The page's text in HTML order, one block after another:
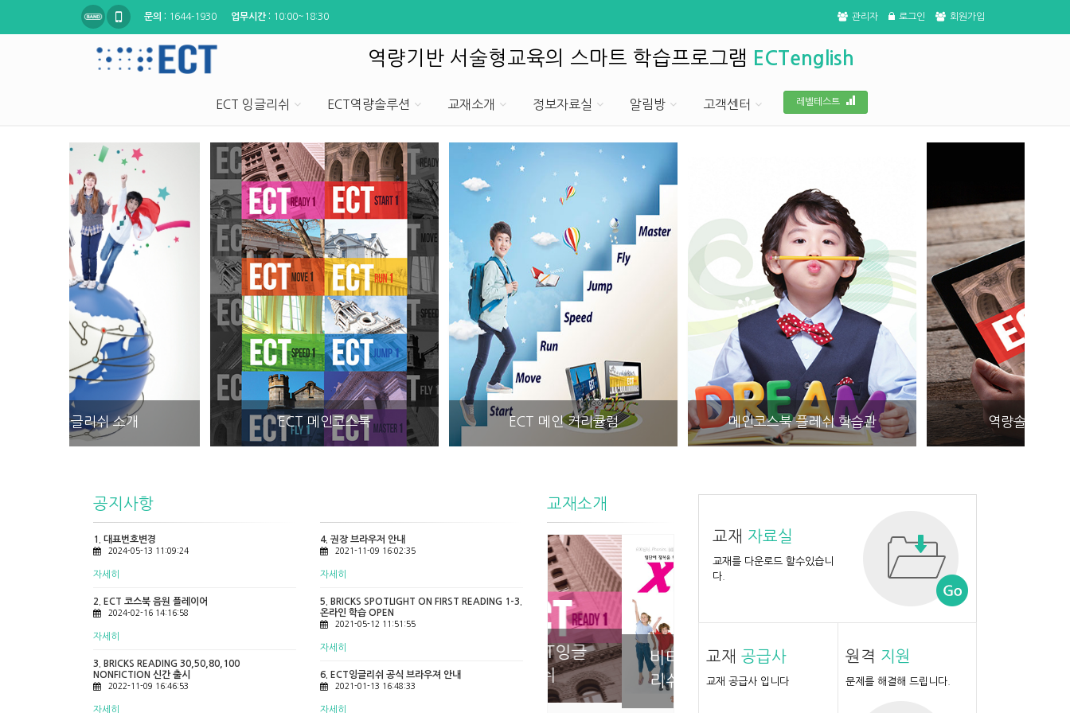
문의 : 1644-1930 업무시간 : 10:00~18:30 관리자 로그인 회원가입
역량기반 서술형교육의 스마트 학습프로그램 ECTenglish
ECT 잉글리쉬 ECT역량솔루션 교재소개 정보자료실 알림방 고객센터 레벨테스트
ECT 메인코스북 ECT 메인 커리큘럼 메인코스북 플레쉬 학습관 역량솔루션 체험관
공지사항
1. 대표번호변경
2024-05-13 11:09:24
자세히
2. ECT 코스북 음원 플레이어
2024-02-16 14:16:58
자세히
3. BRICKS READING 30,50,80,100
NONFICTION 신간 출시
2022-11-09 16:46:53
자세히
4. 권장 브라우저 안내
2021-11-09 16:02:35
자세히
5. BRICKS SPOTLIGHT ON FIRST READING 1-3.
온라인 학습 OPEN
2021-05-12 11:51:55
자세히
6. ECT잉글리쉬 공식 브라우져 안내
2021-01-13 16:48:33
자세히
교재소개
리쉬
비타잉글
리쉬
필앤필 맥밀란
교재 자료실
교재를 다운로드 할수있습니
다.
교재 공급사
교재 공급사 입니다
원격 지원
문제를 해결해 드립니다.